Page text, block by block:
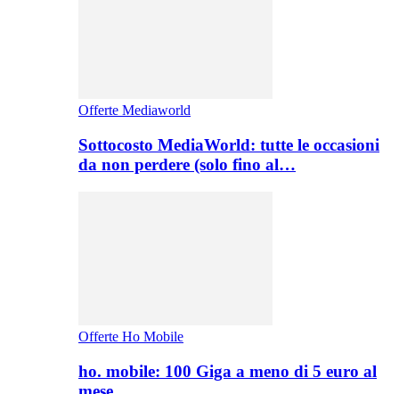
Offerte Mediaworld
Sottocosto MediaWorld: tutte le occasioni
da non perdere (solo fino al…
Offerte Ho Mobile
ho. mobile: 100 Giga a meno di 5 euro al